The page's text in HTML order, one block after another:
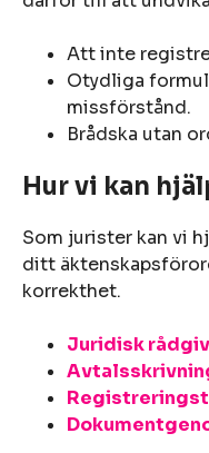
Att inte
Otydliga
missförstånd.
Brådska utan
Hur vi kan
Som jurister kan vi
ditt
korrekthet.
Juridisk